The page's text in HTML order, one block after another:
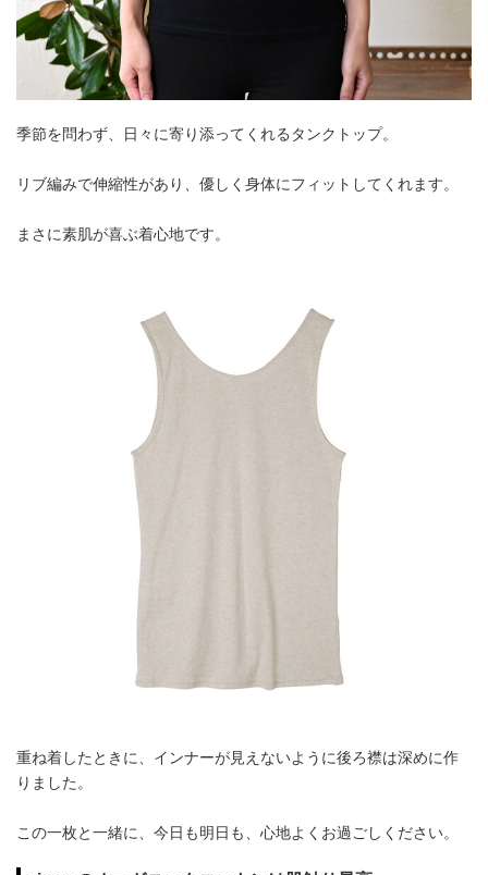
季節を問わず、日々に寄り添ってくれるタンクトップ。
リブ編みで伸縮性があり、優しく身体にフィットしてくれます。
まさに素肌が喜ぶ着心地です。
重ね着したときに、インナーが見えないように後ろ襟は深めに作
りました。
この一枚と一緒に、今日も明日も、心地よくお過ごしください。